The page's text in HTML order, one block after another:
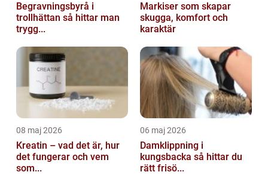
Begravningsbyrå i
trollhättan så hittar man
trygg...
Markiser som skapar
skugga, komfort och
karaktär
08 maj 2026
Kreatin – vad det är, hur
det fungerar och vem
som...
06 maj 2026
Damklippning i
kungsbacka så hittar du
rätt frisö...